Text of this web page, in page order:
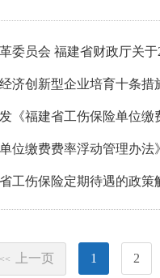
委员会 福建省财政厅关
济创新型企业培育十条措
《福建省工伤保险单位缴
位缴费费率浮动管理办法
工伤保险定期待遇的政策
<< 上一页 1 2